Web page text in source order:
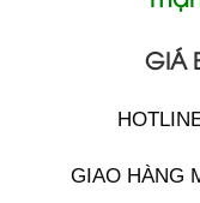
GIÁ
GIAO HÀNG